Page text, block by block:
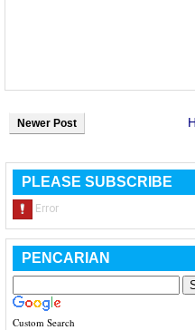
Newer Post
PLEASE SUBSCRIBE
PENCARIAN
Custom Search